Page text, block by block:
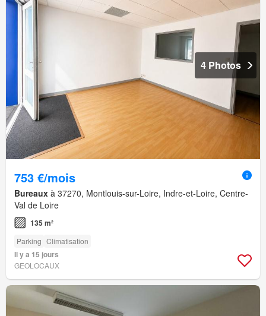
4 Photos
753 €/mois
Bureaux à 37270, Montlouis-sur-Loire, Indre-et-Loire, Centre-
Val de Loire
135 m²
Parking Climatisation
Il y a 15 jours
GEOLOCAUX